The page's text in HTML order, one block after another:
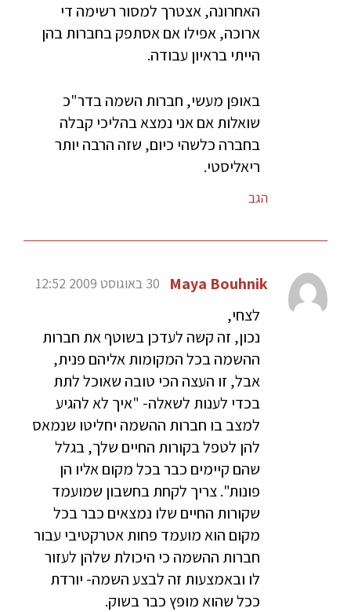
האחרונה, אצטרך למסור רשימה די
ארוכה, אפילו אם אסתפק בחברות בהן
הייתי בראיון עבודה.
באופן מעשי, חברות השמה בדר"כ
שואלות אם אני נמצא בהליכי קבלה
בחברה כלשהי כיום, שזה הרבה יותר
ריאליסטי.
הגב
Maya Bouhnik 30 באוגוסט 2009 12:52
לצחי,
נכון, זה קשה לעדכן בשוטף את חברות
ההשמה בכל המקומות אליהם פנית,
אבל, זו העצה הכי טובה שאוכל לתת
בכדי לענות לשאלה- "איך לא להגיע
למצב בו חברות ההשמה יחליטו שנמאס
להן לטפל בקורות החיים שלך, בגלל
שהם קיימים כבר בכל מקום אליו הן
פונות". צריך לקחת בחשבון שמועמד
שקורות החיים שלו נמצאים כבר בכל
מקום הוא מועמד פחות אטרקטיבי עבור
חברות ההשמה כי היכולת שלהן לעזור
לו ובאמצעות זה לבצע השמה- יורדת
ככל שהוא מופץ כבר בשוק.